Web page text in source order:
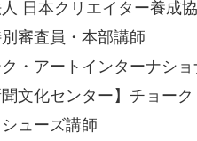
人 日本クリエイター養成
審査員・本部講師
ク・アートインターナシ
聞文化センター】チョー
ューズ講師